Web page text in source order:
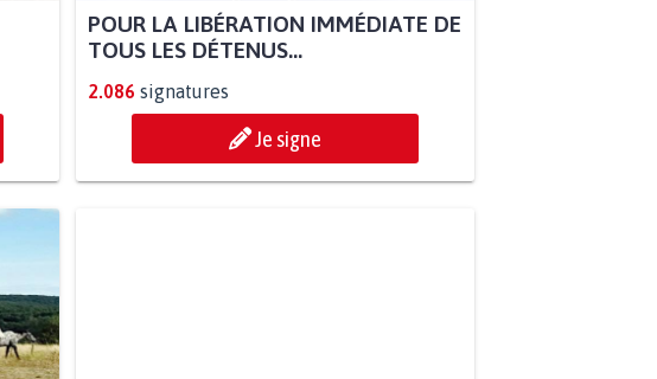
POUR LA LIBÉRATION IMMÉDIATE DE
TOUS LES DÉTENUS...
2.086 signatures
Je signe